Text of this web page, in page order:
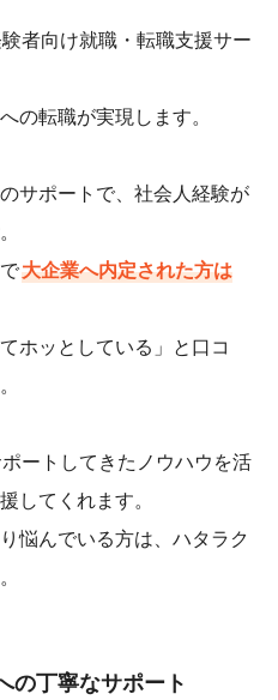
者向け就職・転職支援サー
の転職が実現します。
サポートで、社会人経験が
大企業へ内定された方は
ホッとしている」と口コ
ートしてきたノウハウを活
してくれます。
悩んでいる方は、ハタラク
の丁寧なサポート